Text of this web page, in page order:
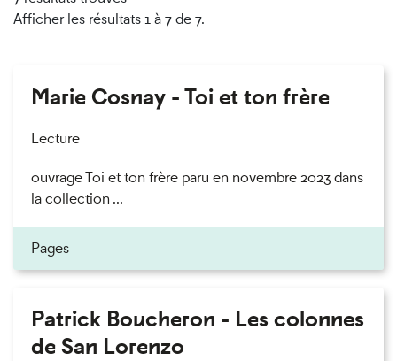
Afficher les résultats 1 à 7 de 7.
Marie Cosnay - Toi et ton frère
Lecture
ouvrage Toi et ton frère paru en novembre 2023 dans
la collection ...
Pages
Patrick Boucheron - Les colonnes
de San Lorenzo